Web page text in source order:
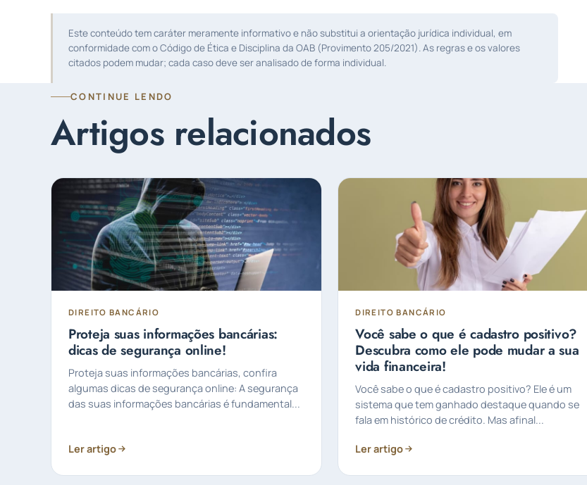
Este conteúdo tem caráter meramente informativo e não substitui a orientação jurídica individual, em
conformidade com o Código de Ética e Disciplina da OAB (Provimento 205/2021). As regras e os valores
citados podem mudar; cada caso deve ser analisado de forma individual.
CONTINUE LENDO
Artigos relacionados
DIREITO BANCÁRIO
Proteja suas informações bancárias:
dicas de segurança online!
Proteja suas informações bancárias, confira
algumas dicas de segurança online: A segurança
das suas informações bancárias é fundamental...
Ler artigo
DIREITO BANCÁRIO
Você sabe o que é cadastro positivo?
Descubra como ele pode mudar a sua
vida financeira!
Você sabe o que é cadastro positivo? Ele é um
sistema que tem ganhado destaque quando se
fala em histórico de crédito. Mas afinal...
Ler artigo